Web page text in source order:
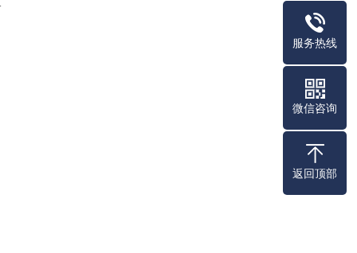
服务热线
微信咨询
返回顶部